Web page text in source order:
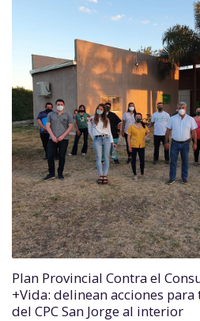
Plan Provincial Contra el
+Vida: delinean acciones
del CPC San Jorge al interior